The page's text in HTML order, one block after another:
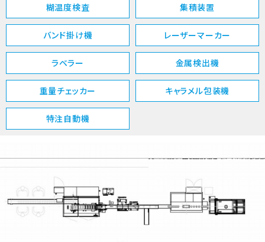
糊温度検査 集積装置
バンド掛け機 レーザーマーカー
ラベラー 金属検出機
重量チェッカー キャラメル包装機
特注自動機